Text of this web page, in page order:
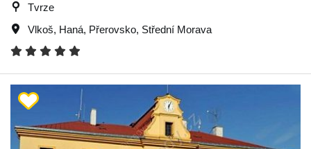
Tvrze
Vlkoš, Haná, Přerovsko, Střední Morava